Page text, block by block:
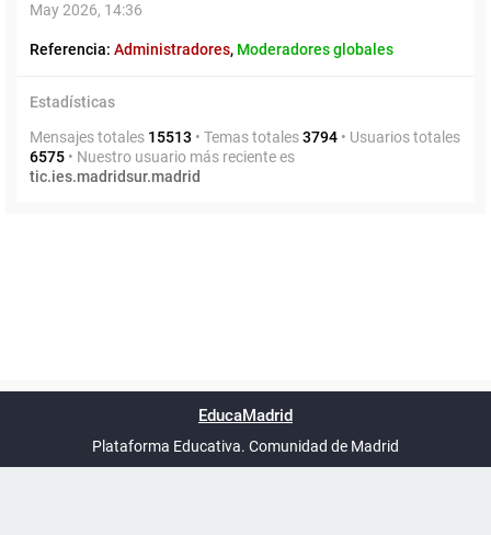
May 2026, 14:36
Referencia: Administradores, Moderadores globales
Estadísticas
Mensajes totales 15513 • Temas totales3794 • Usuarios totales
6575 • Nuestro usuario más reciente es
tic.ies.madridsur.madrid
UTC+02:00
phpBB España
EducaMadrid
Plataforma Educativa. Comunidad de Madrid